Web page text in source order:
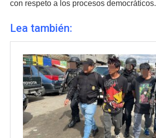
con respeto a los procesos democráticos.
Lea también: